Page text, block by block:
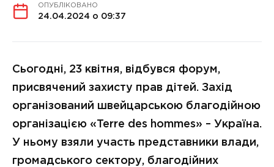
ОПУБЛІКОВАНО
24.04.2024 о 09:37
Сьогодні, 23 квітня, відбувся форум,
присвячений захисту прав дітей. Захід
організований швейцарською благодійною
організацією «Terre des hommes» – Україна.
У ньому взяли участь представники влади,
громадського сектору, благодійних